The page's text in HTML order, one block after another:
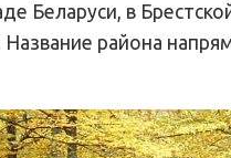
Беларуси, в
района